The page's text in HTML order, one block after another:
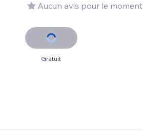
Aucun avis pour le moment
Gratuit